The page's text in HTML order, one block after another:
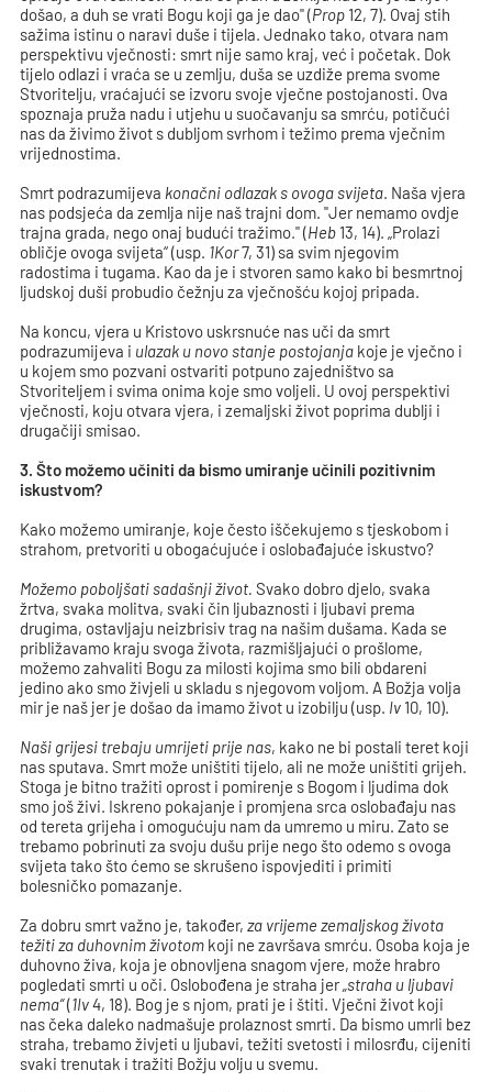
došao, a duh se vrati Bogu koji ga je dao" (Prop 12, 7). Ovaj stih
sažima istinu o naravi duše i tijela. Jednako tako, otvara nam
perspektivu vječnosti: smrt nije samo kraj, već i početak. Dok
tijelo odlazi i vraća se u zemlju, duša se uzdiže prema svome
Stvoritelju, vraćajući se izvoru svoje vječne postojanosti. Ova
spoznaja pruža nadu i utjehu u suočavanju sa smrću, potičući
nas da živimo život s dubljom svrhom i težimo prema vječnim
vrijednostima.
Smrt podrazumijeva konačni odlazak s ovoga svijeta. Naša vjera
nas podsjeća da zemlja nije naš trajni dom. "Jer nemamo ovdje
trajna grada, nego onaj budući tražimo." (Heb 13, 14). „Prolazi
obličje ovoga svijeta“ (usp. 1Kor7, 31) sa svim njegovim
radostima i tugama. Kao da je i stvoren samo kako bi besmrtnoj
ljudskoj duši probudio čežnju za vječnošću kojoj pripada.
Na koncu, vjera u Kristovo uskrsnuće nas uči da smrt
podrazumijeva i ulazak u novo stanje postojanja koje je vječno i
u kojem smo pozvani ostvariti potpuno zajedništvo sa
Stvoriteljem i svima onima koje smo voljeli. U ovoj perspektivi
vječnosti, koju otvara vjera, i zemaljski život poprima dublji i
drugačiji smisao.
3. Što možemo učiniti da bismo umiranje učinili pozitivnim
iskustvom?
Kako možemo umiranje, koje često iščekujemo s tjeskobom i
strahom, pretvoriti u obogaćujuće i oslobađajuće iskustvo?
Možemo poboljšati sadašnji život. Svako dobro djelo, svaka
žrtva, svaka molitva, svaki čin ljubaznosti i ljubavi prema
drugima, ostavljaju neizbrisiv trag na našim dušama. Kada se
približavamo kraju svoga života, razmišljajući o prošlome,
možemo zahvaliti Bogu za milosti kojima smo bili obdareni
jedino ako smo živjeli u skladu s njegovom voljom. A Božja volja
mir je naš jer je došao da imamo život u izobilju (usp. Iv 10, 10).
Naši grijesi trebaju umrijeti prije nas, kako ne bi postali teret koji
nas sputava. Smrt može uništiti tijelo, ali ne može uništiti grijeh.
Stoga je bitno tražiti oprost i pomirenje s Bogom i ljudima dok
smo još živi. Iskreno pokajanje i promjena srca oslobađaju nas
od tereta grijeha i omogućuju nam da umremo u miru. Zato se
trebamo pobrinuti za svoju dušu prije nego što odemo s ovoga
svijeta tako što ćemo se skrušeno ispovjediti i primiti
bolesničko pomazanje.
Za dobru smrt važno je, također,za vrijeme zemaljskog života
težiti za duhovnim životom koji ne završava smrću. Osoba koja je
duhovno živa, koja je obnovljena snagom vjere, može hrabro
pogledati smrti u oči. Oslobođena je straha jer„straha u ljubavi
nema“(1Iv4, 18). Bog je s njom, prati je i štiti. Vječni život koji
nas čeka daleko nadmašuje prolaznost smrti. Da bismo umrli bez
straha, trebamo živjeti u ljubavi, težiti svetosti i milosrđu, cijeniti
svaki trenutak i tražiti Božju volju u svemu.